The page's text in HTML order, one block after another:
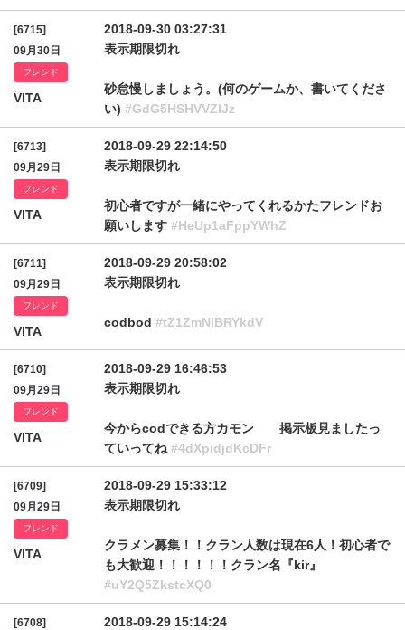
[6715]
09月30日
フレンド
VITA
2018-09-30 03:27:31
表示期限切れ
砂怠慢しましょう。(何のゲームか、書いてくださ
い) #GdG5HSHVVZlJz
[6713]
09月29日
フレンド
VITA
2018-09-29 22:14:50
表示期限切れ
初心者ですが一緒にやってくれるかたフレンドお
願いします #HeUp1aFppYWhZ
[6711]
09月29日
フレンド
VITA
2018-09-29 20:58:02
表示期限切れ
codbod #tZ1ZmNlBRYkdV
[6710]
09月29日
フレンド
VITA
2018-09-29 16:46:53
表示期限切れ
今からcodできる方カモン 掲示板見ましたっ
ていってね #4dXpidjdKcDFr
[6709]
09月29日
フレンド
VITA
2018-09-29 15:33:12
表示期限切れ
クラメン募集！！クラン人数は現在6人！初心者で
も大歓迎！！！！！！クラン名『kir』
#uY2Q5ZkstcXQ0
[6708]
2018-09-29 15:14:24